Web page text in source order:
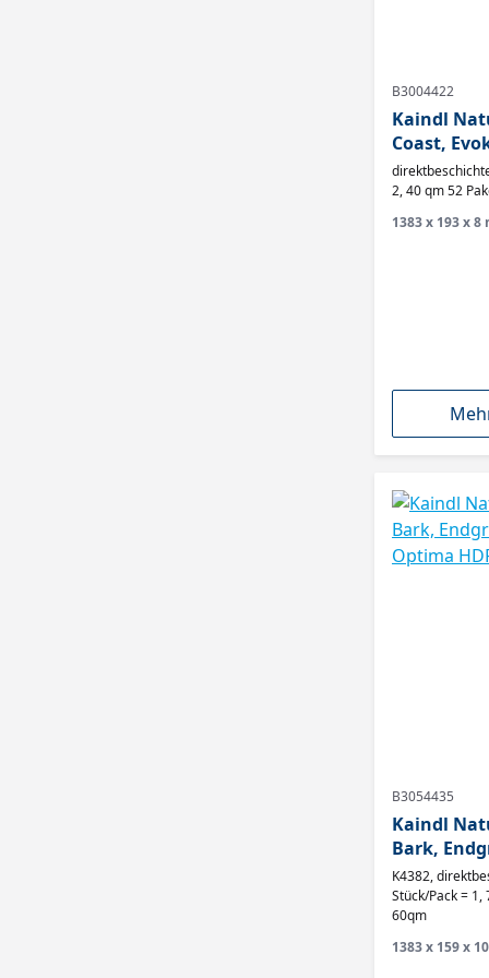
B3004422
Kaindl
Coast,
Optima
K5573,
direktbeschichterer
2, 40 qm 52
1383 x 193 x 8
B3054435
Kaindl
Bark,
Optima
K4382,
Stück/Pack =
60qm
1383 x 159 x